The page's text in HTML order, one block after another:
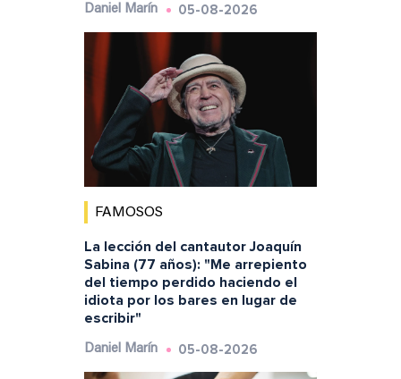
Daniel Marín 05-08-2026
FAMOSOS
La lección del cantautor Joaquín
Sabina (77 años): "Me arrepiento
del tiempo perdido haciendo el
idiota por los bares en lugar de
escribir"
Daniel Marín 05-08-2026